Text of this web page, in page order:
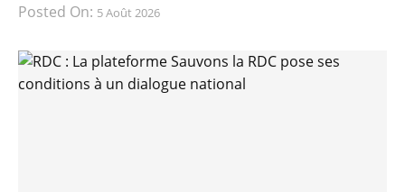
Posted On: 5 Août 2026